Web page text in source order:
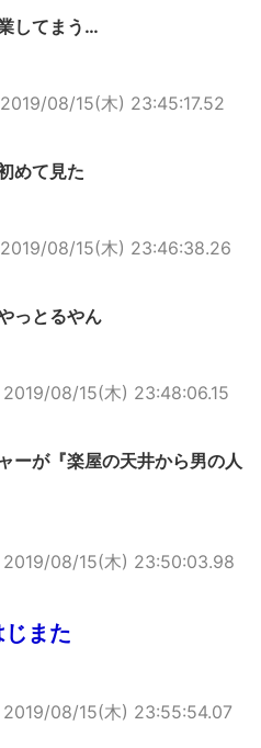
してまう…
2019/08/15(木) 23:45:17.52
めて見た
2019/08/15(木) 23:46:38.26
っとるやん
2019/08/15(木) 23:48:06.15
ーが『楽屋の天井から男の人
2019/08/15(木) 23:50:03.98
また
2019/08/15(木) 23:55:54.07